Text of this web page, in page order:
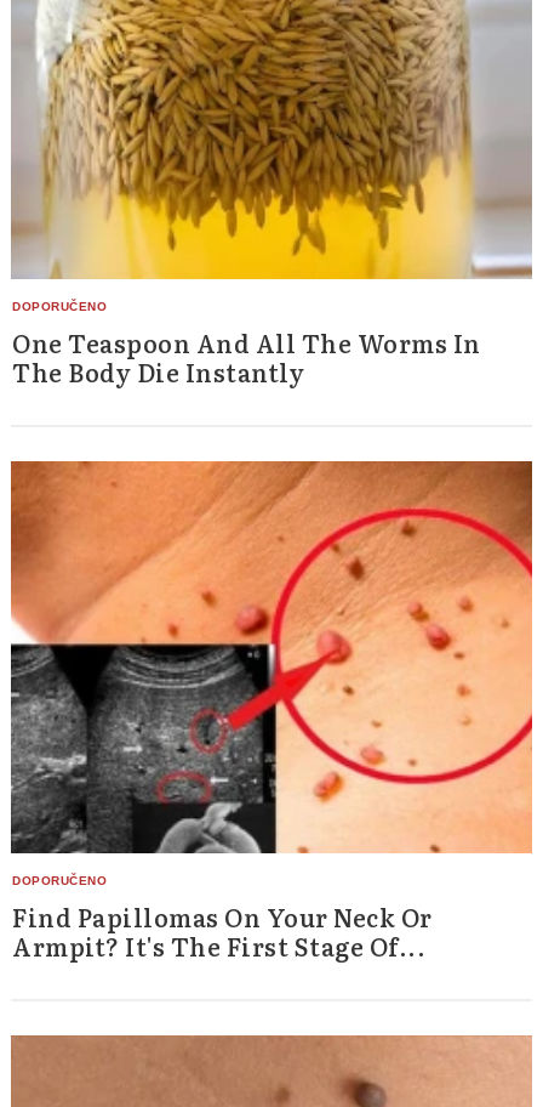
One Teaspoon And All The Worms In
The Body Die Instantly
Find Papillomas On Your Neck Or
Armpit? It's The First Stage Of...